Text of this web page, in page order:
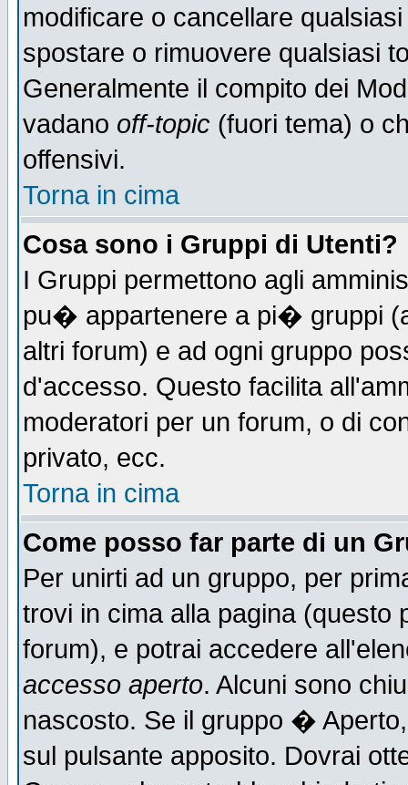
modificare o cancellare
spostare o rimuovere qualsiasi
Generalmente il compito dei
vadano off-topic (fuori tema) o
offensivi.
Torna in cima
Cosa sono i Gruppi di Utenti?
I Gruppi permettono agli
pu� appartenere a pi� gruppi
altri forum) e ad ogni gruppo
d'accesso. Questo facilita
moderatori per un forum, o di
privato, ecc.
Torna in cima
Come posso far parte di un
Per unirti ad un gruppo, per
trovi in cima alla pagina
forum), e potrai accedere
accesso aperto. Alcuni sono
nascosto. Se il gruppo �
sul pulsante apposito. Dovrai